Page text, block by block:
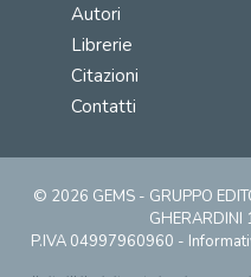
Autori
Librerie
Citazioni
Contatti
© 2026 GEMS - GRUPPO
P.IVA 04997960960 -